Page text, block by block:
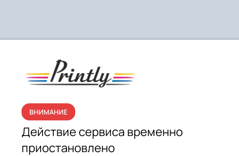
ВНИМАНИЕ
Действие сервиса временно
приостановлено